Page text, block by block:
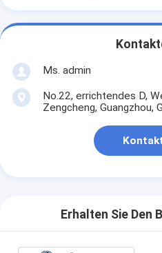
Ms. admin
No.22, errichtendes D,
Zengcheng, Guangzhou,
Erhalten Sie Den